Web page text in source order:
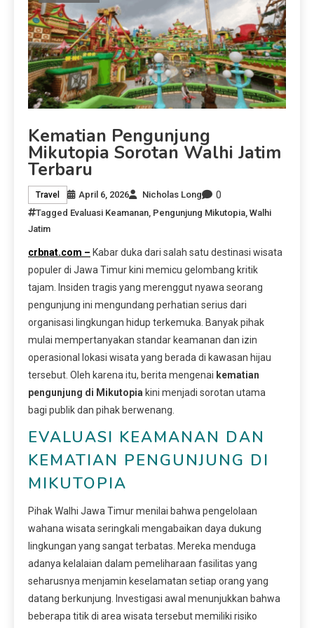
Kematian Pengunjung
Mikutopia Sorotan Walhi Jatim
Terbaru
Travel April 6, 2026 Nicholas Long 0
Tagged Evaluasi Keamanan Pengunjung Mikutopia Walhi
Jatim
crbnat.com – Kabar duka dari salah satu destinasi wisata
populer di Jawa Timur kini memicu gelombang kritik
tajam. Insiden tragis yang merenggut nyawa seorang
pengunjung ini mengundang perhatian serius dari
organisasi lingkungan hidup terkemuka. Banyak pihak
mulai mempertanyakan standar keamanan dan izin
operasional lokasi wisata yang berada di kawasan hijau
tersebut. Oleh karena itu, berita mengenai kematian
pengunjung di Mikutopia kini menjadi sorotan utama
bagi publik dan pihak berwenang.
EVALUASI KEAMANAN DAN
KEMATIAN PENGUNJUNG DI
MIKUTOPIA
Pihak Walhi Jawa Timur menilai bahwa pengelolaan
wahana wisata seringkali mengabaikan daya dukung
lingkungan yang sangat terbatas. Mereka menduga
adanya kelalaian dalam pemeliharaan fasilitas yang
seharusnya menjamin keselamatan setiap orang yang
datang berkunjung. Investigasi awal menunjukkan bahwa
beberapa titik di area wisata tersebut memiliki risiko